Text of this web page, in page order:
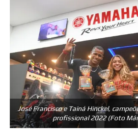
José Francisco e Tainá Hinckel,
profissional 2022 (Foto